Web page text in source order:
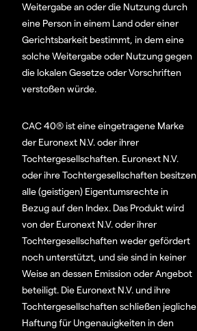
Weitergabe an oder die Nutzung durch
eine Person in einem Land oder einer
Gerichtsbarkeit bestimmt, in dem eine
solche Weitergabe oder Nutzung gegen
die lokalen Gesetze oder Vorschriften
verstoßen würde.
CAC 40® ist eine eingetragene Marke
der Euronext N.V. oder ihrer
Tochtergesellschaften. Euronext N.V.
oder ihre Tochtergesellschaften besitzen
alle (geistigen) Eigentumsrechte in
Bezug auf den Index. Das Produkt wird
von der Euronext N.V. oder ihrer
Tochtergesellschaften weder gefördert
noch unterstützt, und sie sind in keiner
Weise an dessen Emission oder Angebot
beteiligt. Die Euronext N.V. und ihre
Tochtergesellschaften schließen jegliche
Haftung für Ungenauigkeiten in den